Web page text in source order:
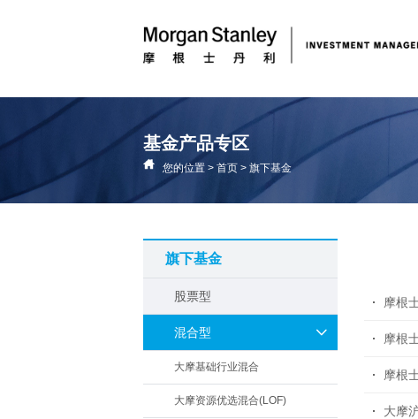
基金产品专区
您的位置 > 首页 > 旗下基金
旗下基金
股票型
混合型
大摩基础行业混合
大摩资源优选混合(LOF)
摩根
摩根
摩根
大摩